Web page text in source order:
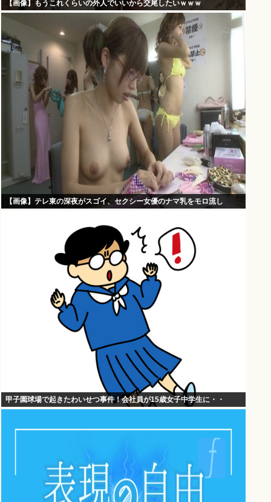
【画像】もうこれくらいの外人でいいから交尾したいｗｗｗ
【画像】テレ東の深夜がスゴイ、セクシー女優のナマ乳をモロ流し
甲子園球場で起きたわいせつ事件！会社員が15歳女子中学生に・・